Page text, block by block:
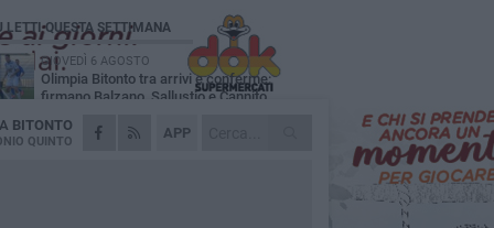
APP
BITONTO
QUINTO
LETTI QUESTA SETTIMANA
GIOVEDÌ 6 AGOSTO
Olimpia Bitonto tra arrivi e conferme:
firmano Balzano, Sallustio e Cannito
LUNEDÌ 3 AGOSTO
Bitonto C5, mercato senza sosta: arriva